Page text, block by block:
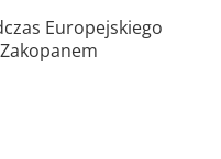
Europejskiego